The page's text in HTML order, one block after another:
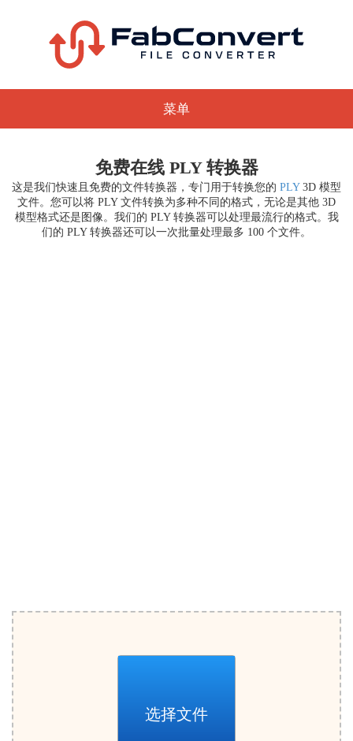
菜单
免费在线 PLY 转换器
这是我们快速且免费的文件转换器，专门用于转换您的 PLY3D 模型
文件。您可以将 PLY 文件转换为多种不同的格式，无论是其他 3D
模型格式还是图像。我们的 PLY 转换器可以处理最流行的格式。我
们的 PLY 转换器还可以一次批量处理最多 100 个文件。
选择文件